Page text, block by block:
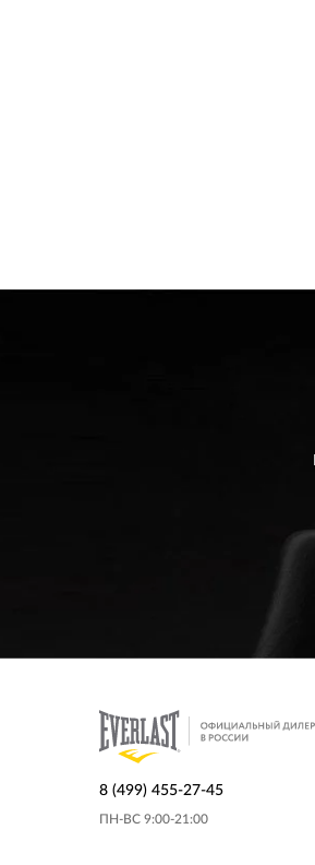
8 (499) 455-27-45
ПН-ВС 9:00-21:00